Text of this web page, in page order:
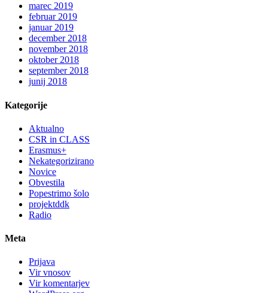
marec 2019
februar 2019
januar 2019
december 2018
november 2018
oktober 2018
september 2018
junij 2018
Kategorije
Aktualno
CSR in CLASS
Erasmus+
Nekategorizirano
Novice
Obvestila
Popestrimo šolo
projektddk
Radio
Meta
Prijava
Vir vnosov
Vir komentarjev